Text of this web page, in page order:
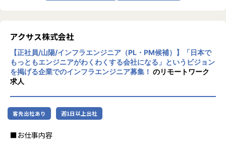
衝／体制設計支援／課題・リスク管理など）
・技術専門職とは異なる、プロジェクト推進×セキュリティ
／NW推進に軸足を置いたリーダーポジション
ます。
に、大手HDだからこその安定基盤や連携から生まれるシナ
お客様とたくさんのエンジニアに支えられ、アクサスは設立
以来安定した経営を続けてきました。しかし、私たちが掲げ
る理念・ビジョンの実現に向けては更なる飛躍が必要であ
り、常に挑戦し続け、進化を求めています。私たち「アクサ
ス」が目指す「すごい！」は「社会を変革する原動力にな
る」こと。社会に変革を起こす企業や人から「重要なITプロ
ジェクトはまずアクサスに相談しよう」と選ばれるパートナ
ーになるために、新たな仲間をお迎えすることを決めまし
た。
【業務の変更の範囲】
くする気持ちを持って事業に取り組むことが
大切です。そこで社内環境、評価体制、研修
システム、福利厚生などを整え、エンジニア
が希望を描きながらクリエイティブな能力を
発揮できる組織でありたいと願い「日本でも
る」というビジョンを掲げました。
毎日のわくわく感が、やがて社会を動かす
アクサス株式会社
【正社員/山陽/インフラエンジニア（PL・PM候補）】「日本で
もっともエンジニアがわくわくする会社になる」というビジョン
を掲げる企業でのインフラエンジニア募集！ のリモートワーク
求人
客先出社あり 週1日以上出社
■お仕事内容